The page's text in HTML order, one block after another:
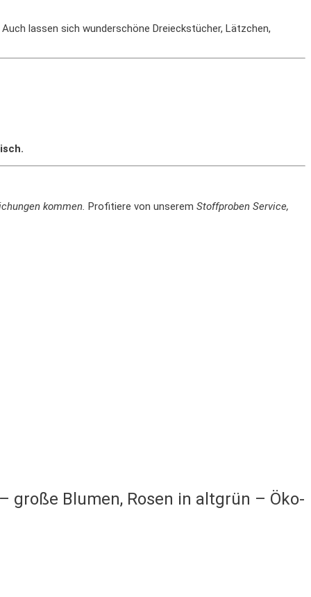
lassen sich wunderschöne Dreieckstücher, Lätzchen,
kommen. Profitiere von unserem Stoffproben Service,
große Blumen, Rosen in altgrün – Öko-